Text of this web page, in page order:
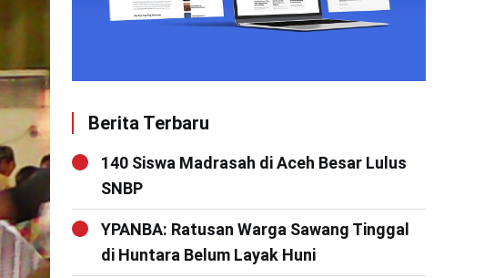
Berita Terbaru
140 Siswa Madrasah di Aceh Besar Lulus
SNBP
YPANBA: Ratusan Warga Sawang Tinggal
di Huntara Belum Layak Huni